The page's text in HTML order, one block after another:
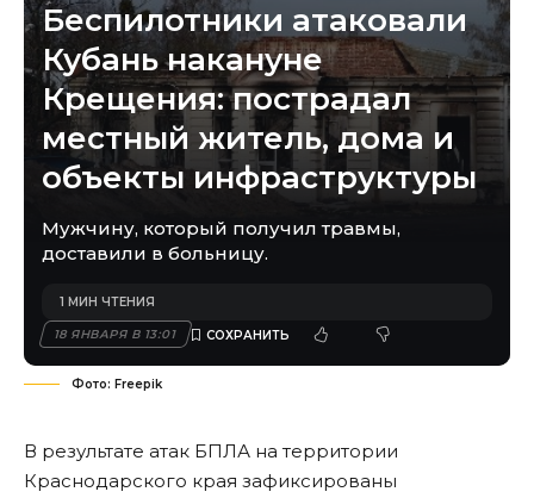
Беспилотники атаковали
Кубань накануне
Крещения: пострадал
местный житель, дома и
объекты инфраструктуры
Мужчину, который получил травмы,
доставили в больницу.
18 ЯНВАРЯ В 13:01
1 МИН ЧТЕНИЯ
Фото: Freepik
В результате атак БПЛА на территории
Краснодарского края зафиксированы